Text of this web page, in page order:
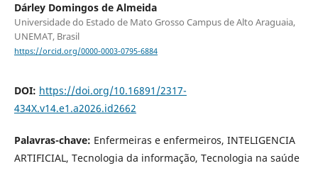
Dárley Domingos de Almeida
Universidade do Estado de Mato Grosso Campus de Alto Araguaia,
UNEMAT, Brasil
https://orcid.org/0000-0003-0795-6884
DOI: https://doi.org/10.16891/2317-
434X.v14.e1.a2026.id2662
Palavras-chave: Enfermeiras e enfermeiros, INTELIGENCIA
ARTIFICIAL, Tecnologia da informação, Tecnologia na saúde